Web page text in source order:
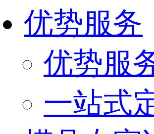
优势服务
优势服
一站式